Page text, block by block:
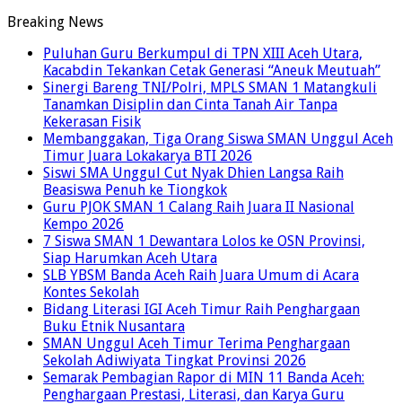
Breaking News
Puluhan Guru Berkumpul di TPN XIII Aceh Utara,
Kacabdin Tekankan Cetak Generasi “Aneuk Meutuah”
Sinergi Bareng TNI/Polri, MPLS SMAN 1 Matangkuli
Tanamkan Disiplin dan Cinta Tanah Air Tanpa
Kekerasan Fisik
Membanggakan, Tiga Orang Siswa SMAN Unggul Aceh
Timur Juara Lokakarya BTI 2026
Siswi SMA Unggul Cut Nyak Dhien Langsa Raih
Beasiswa Penuh ke Tiongkok
Guru PJOK SMAN 1 Calang Raih Juara II Nasional
Kempo 2026
7 Siswa SMAN 1 Dewantara Lolos ke OSN Provinsi,
Siap Harumkan Aceh Utara
SLB YBSM Banda Aceh Raih Juara Umum di Acara
Kontes Sekolah
Bidang Literasi IGI Aceh Timur Raih Penghargaan
Buku Etnik Nusantara
SMAN Unggul Aceh Timur Terima Penghargaan
Sekolah Adiwiyata Tingkat Provinsi 2026
Semarak Pembagian Rapor di MIN 11 Banda Aceh:
Penghargaan Prestasi, Literasi, dan Karya Guru